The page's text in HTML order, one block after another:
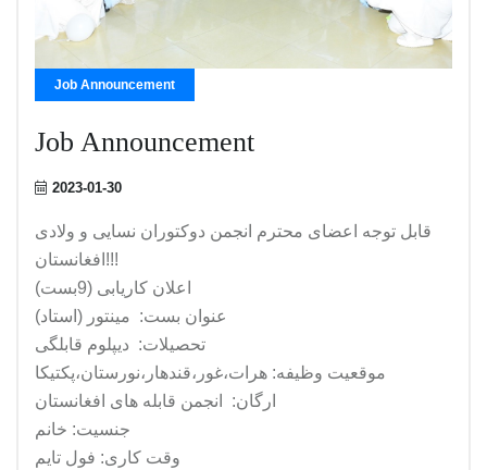
Job Announcement
Job Announcement
2023-01-30
قابل توجه اعضای محترم انجمن دوکتوران نسایی و ولادی
افغانستان!!!
اعلان کاریابی (9بست)
عنوان بست: مینتور (استاد)
تحصیلات: دیپلوم قابلگی
موقعیت وظیفه: هرات،غور،قندهار،نورستان،پکتیکا
ارگان: انجمن قابله های افغانستان
جنسیت: خانم
وقت کاری: فول تایم